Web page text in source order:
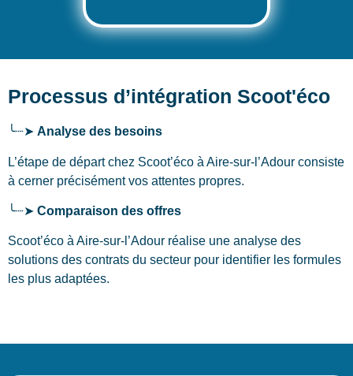
Processus d’intégration Scoot'éco
╰┈➤ Analyse des besoins
L’étape de départ chez Scoot’éco à Aire-sur-l’Adour consiste
à cerner précisément vos attentes propres.
╰┈➤ Comparaison des offres
Scoot’éco à Aire-sur-l’Adour réalise une analyse des
solutions des contrats du secteur pour identifier les formules
les plus adaptées.